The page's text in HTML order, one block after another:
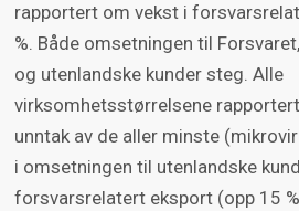
rapportert om vekst i
%. Både omsetningen til
og utenlandske kunder steg. Alle
virksomhetsstørrelsene
unntak av de aller minste
i omsetningen til utenlandske
forsvarsrelatert eksport (opp 15